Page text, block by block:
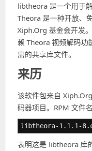
libtheora 是一个用于
Theora 是一种开放、
Xiph.Org 基金会开发
赖 Theora 视频解码功
需的共享库文件。
来历
该软件包来自
码器项目。RPM 文件
libtheora-1.1.1-
表明这是 libtheora 库